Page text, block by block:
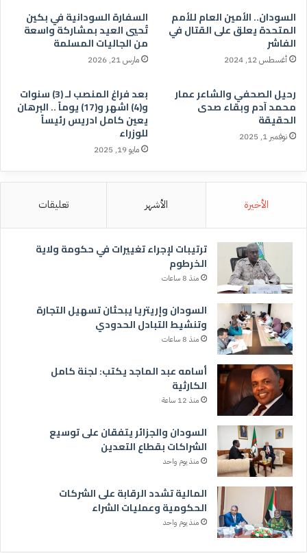
السودان.. الأمين العام للأمم
المتحدة يعلق على القتال في
الفاشر
أغسطس 12, 2024
السفارة السودانية في بكين
تُحيي العيد بمشاركة واسعة
من الجاليات المسلمة
مارس 21, 2026
رحيل الصحفي والشاعر عمار
محمد آدم وبقاء صدى
الحقيقة
نوفمبر 1, 2025
بعد فراغ المنصب لـ (3) سنوات
و(4) اشهر و(17) يوماً .. البرهان
يعين كامل ادريس رئيساً
للوزراء
مايو 19, 2025
الأخيرة الأشهر تعليقات
ترتيبات لإجراء تغييرات في حكومة ولاية
الخرطوم
منذ 8 ساعات
السودان وإريتريا يبحثان تسهيل التجارة
وتنشيط التبادل الحدودي
منذ 8 ساعات
أسامه عبد الماجد يكتب: لجنة كامل
الكارثية
منذ 12 ساعة
السودان والجزائر يتفقان على توسيع
الشراكات بقطاع التعدين
منذ يوم واحد
المالية تشدد الرقابة على الشركات
الحكومية وعمليات الشراء
منذ يوم واحد